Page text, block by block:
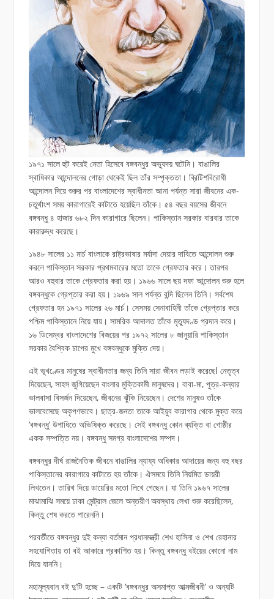
১৯৭১ সালে হুট করেই নেতা হিসেবে বঙ্গবন্ধুর অভ্যুদয় ঘটেনি। বাঙালির
স্বাধিকার আন্দোলনের গোড়া থেকেই ছিল তাঁর সম্পৃক্ততা। ব্রিটিশবিরোধী
আন্দোলন দিয়ে শুরুর পর বাংলাদেশের স্বাধীনতা আনা পর্যন্ত সারা জীবনের এক-
চতুর্থাংশ সময় কারাগারেই কাটাতে হয়েছিল তাঁকে। ৫৪ বছর বয়সের জীবনে
বঙ্গবন্ধু ৪ হাজার ৬৮২ দিন কারাগারে ছিলেন। পাকিস্তান সরকার বারবার তাকে
কারারুদ্ধ করেছে।
১৯৪৮ সালের ১১ মার্চ বাংলাকে রাষ্ট্রভাষার মর্যাদা দেয়ার দাবিতে আন্দোলন শুরু
করলে পাকিস্তান সরকার প্রথমবারের মতো তাকে গ্রেফতার করে। তারপর
আরও বহুবার তাকে গ্রেফতার করা হয়। ১৯৬৬ সালে ছয় দফা আন্দোলন শুরু হলে
বঙ্গবন্ধুকে গ্রেপ্তার করা হয়। ১৯৬৯ সাল পর্যন্ত বন্দি ছিলেন তিনি। সর্বশেষ
গ্রেফতার হন ১৯৭১ সালের ২৬ মার্চ। সেসময় সেনাবাহিনী তাঁকে গ্রেপ্তার করে
পশ্চিম পাকিস্তানে নিয়ে যায়। সামরিক আদালত তাঁকে মৃত্যুদণ্ড প্রদান করে।
১৬ ডিসেম্বর বাংলাদেশের বিজয়ের পর ১৯৭২ সালের ৮ জানুয়ারি পাকিস্তান
সরকার বৈশ্বিক চাপের মুখে বঙ্গবন্ধুকে মুক্তি দেয়।
এই ভূখণ্ডের মানুষের স্বাধীনতার জন্য তিনি সারা জীবন লড়াই করেছেl নেতৃত্ব
দিয়েছেন, সাহস জুগিয়েছেন বাংলার মুক্তিকামী মানুষদের। বাবা-মা, পুত্র-কন্যার
ভালবাসা বিসর্জন দিয়েছেন, জীবনের ঝুঁকি নিয়েছেন। দেশের মানুষও তাঁকে
ভালবেসেছে অকৃপণভাবে। ছাত্র-জনতা তাকে আইয়ুব কারাগার থেকে মুক্ত করে
‘বঙ্গবন্ধু’ উপাধিতে অভিষিক্ত করেছে। সেই বঙ্গবন্ধু কোন ব্যক্তি বা গোষ্ঠীর
একক সম্পত্তি নয়। বঙ্গবন্ধু সমগ্র বাংলাদেশের সম্পদ।
বঙ্গবন্ধুর দীর্ঘ রাজনৈতিক জীবনে বাঙালির ন্যায্য অধিকার আদায়ের জন্য বহু বছর
পাকিস্তানের কারাগারে কাটাতে হয় তাঁকে। ঐসময়ে তিনি নিয়মিত ডায়রী
লিখতেন। তারিখ দিয়ে ডায়েরির মতো লিখে গেছেন। যা তিনি ১৯৬৭ সালের
মাঝামাঝি সময়ে ঢাকা সেন্ট্রাল জেলে অন্তরীণ অবস্থায় লেখা শুরু করেছিলেন,
কিন্তু শেষ করতে পারেননি।
পরবর্তীতে বঙ্গবন্ধুর দুই কন্যা বর্তমান প্রধানমন্ত্রী শেখ হাসিনা ও শেখ রেহানার
সহযোগিতায় তা বই আকারে প্রকাশিত হয়। কিন্তু বঙ্গবন্ধু বইয়ের কোনো নাম
দিয়ে যাননি।
মহামূল্যবান বই দু’টি হচ্ছে – একটি ‘বঙ্গবন্ধুর অসমাপ্ত আত্মজীবনী’ ও অন্যটি